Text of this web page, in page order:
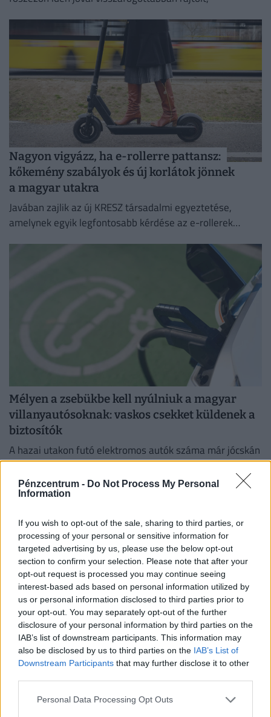
Pénzcentrum - Do Not Process My Personal
Information
If you wish to opt-out of the sale, sharing to third parties, or
processing of your personal or sensitive information for
targeted advertising by us, please use the below opt-out
section to confirm your selection. Please note that after your
opt-out request is processed you may continue seeing
interest-based ads based on personal information utilized by
us or personal information disclosed to third parties prior to
your opt-out. You may separately opt-out of the further
disclosure of your personal information by third parties on the
IAB’s list of downstream participants. This information may
also be disclosed by us to third parties on the IAB’s List of
Downstream Participants that may further disclose it to other
Personal Data Processing Opt Outs
Nagyon vigyázz, ha e-rollerre pattansz:
kőkemény szabályok és új korlátok jönnek
a magyar utakra
Javában zajlik az új KRESZ társadalmi egyeztetése,
amelynek egyik legfontosabb kérdése az e-rollerek
Mélyen a zsebükbe kell nyúlniuk a magyar
villanyautósoknak: vaskos csekket küldenek a
biztosítók
A hazai utakon futó elektromos autók száma már jócskán
átlépte a százezres határt, ami a biztosítási piacon is
egyértelműen érezteti a hatását.
Egy vagyont bukik, aki elköveti ezt a hibát:
súlyos csapdára figyelmeztetik a külföldre
Minden utazási dokumentumot, szerződést, számlát,
banki bizonylatot, e-mailt és hivatalos SMS-t érdemes